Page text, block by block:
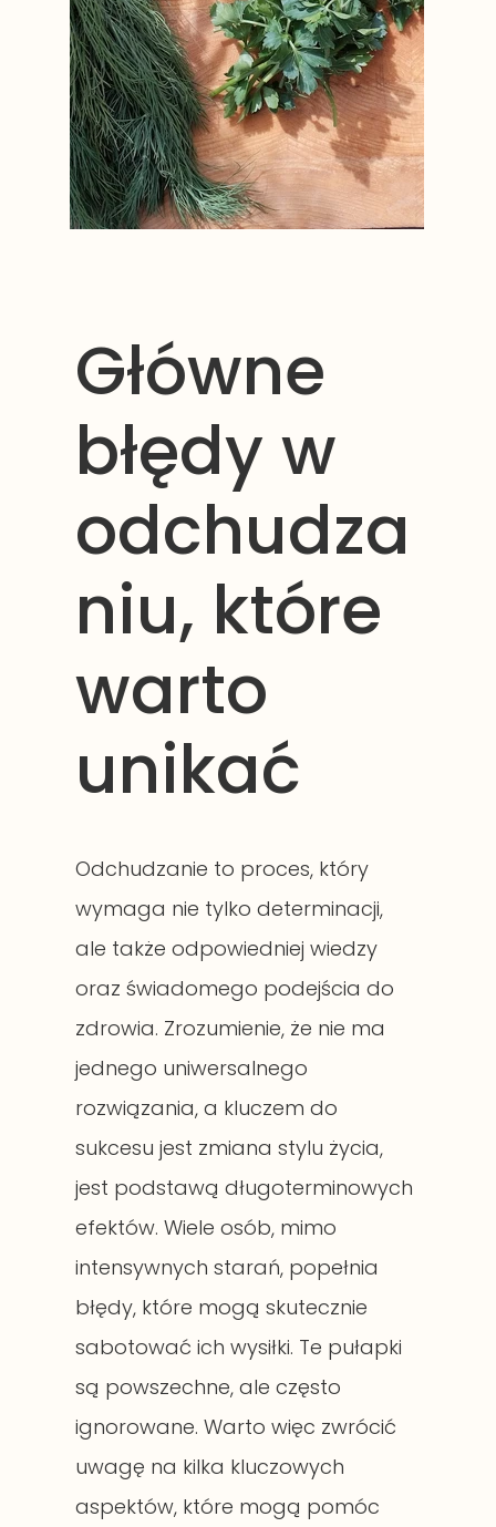
Główne
błędy w
odchudza
niu, które
warto
unikać
Odchudzanie to proces, który
wymaga nie tylko determinacji,
ale także odpowiedniej wiedzy
oraz świadomego podejścia do
zdrowia. Zrozumienie, że nie ma
jednego uniwersalnego
rozwiązania, a kluczem do
sukcesu jest zmiana stylu życia,
jest podstawą długoterminowych
efektów. Wiele osób, mimo
intensywnych starań, popełnia
błędy, które mogą skutecznie
sabotować ich wysiłki. Te pułapki
są powszechne, ale często
ignorowane. Warto więc zwrócić
uwagę na kilka kluczowych
aspektów, które mogą pomóc